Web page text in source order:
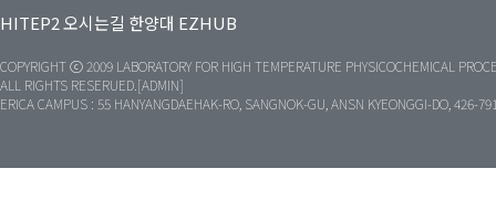
HITEP2오시는길 한양대 EZHUB
COPYRIGHT ⓒ 2009 LABORATORY FOR HIGH TEMPERATURE PHYSICOCHEMICAL
ALL RIGHTS RESERUED.[ADMIN]
ERICA CAMPUS : 55 HANYANGDAEHAK-RO, SANGNOK-GU, ANSN KYEONGGI-DO, 426-